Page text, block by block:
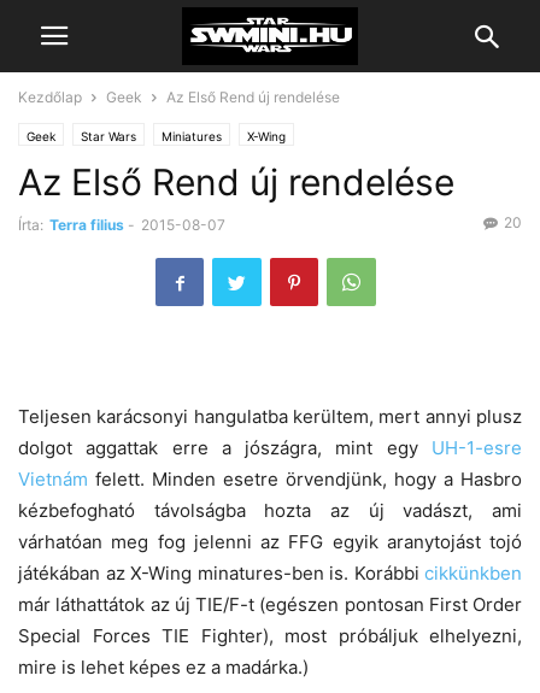
Kezdőlap Geek Az Első Rend új rendelése
Geek Star Wars Miniatures X-Wing
Az Első Rend új rendelése
Írta: Terra filius - 2015-08-07 20
Teljesen karácsonyi hangulatba kerültem, mert annyi plusz
dolgot aggattak erre a jószágra, mint egy UH-1-esre
Vietnám felett. Minden esetre örvendjünk, hogy a Hasbro
kézbefogható távolságba hozta az új vadászt, ami
várhatóan meg fog jelenni az FFG egyik aranytojást tojó
játékában az X-Wing minatures-ben is. Korábbi cikkünkben
már láthattátok az új TIE/F-t (egészen pontosan First Order
Special Forces TIE Fighter), most próbáljuk elhelyezni,
mire is lehet képes ez a madárka.)